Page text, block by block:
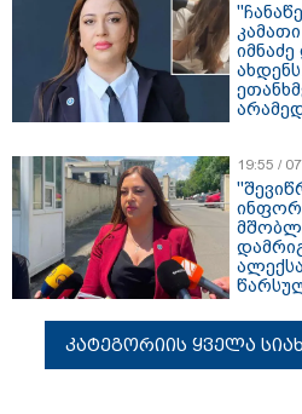
იმნაძე
19:55 /
კატეგორიის ყველა